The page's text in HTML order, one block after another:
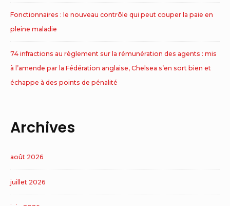
Fonctionnaires : le nouveau contrôle qui peut couper la paie en
pleine maladie
74 infractions au règlement sur la rémunération des agents : mis
à l’amende par la Fédération anglaise, Chelsea s’en sort bien et
échappe à des points de pénalité
Archives
août 2026
juillet 2026